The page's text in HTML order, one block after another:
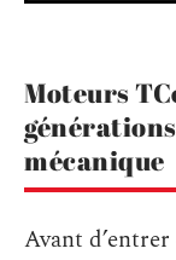
Moteurs
mécanique
Avant